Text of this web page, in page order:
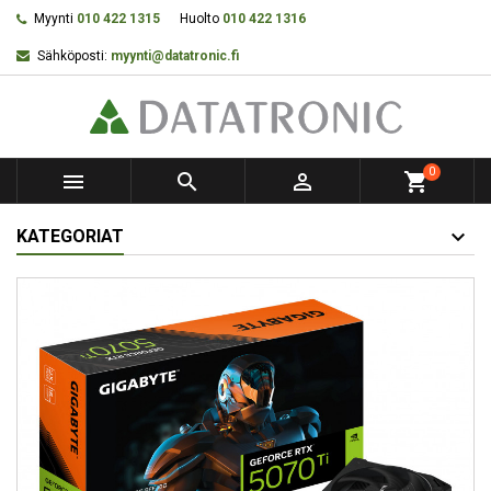
Myynti 010 422 1315 Huolto 010 422 1316
Sähköposti: myynti@datatronic.fi
   shopping_cart0
KATEGORIAT